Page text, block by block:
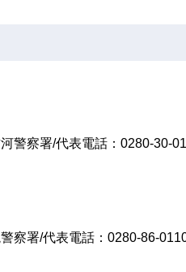
警察署/代表電話：0280-30-
察署/代表電話：0280-86-